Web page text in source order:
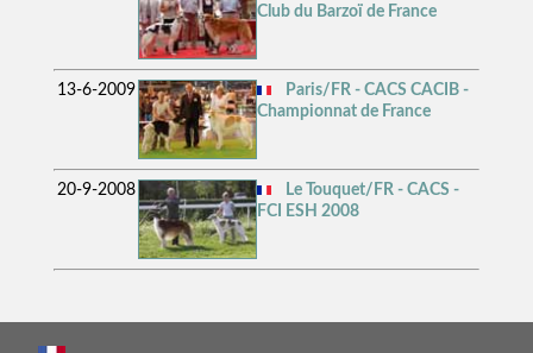
Club du Barzoï de France
13-6-2009
Paris/FR - CACS CACIB -
Championnat de France
20-9-2008
Le Touquet/FR - CACS -
FCI ESH 2008